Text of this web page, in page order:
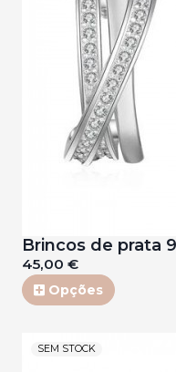
Brincos de prata
45,00 €
Opções
SEM STOCK